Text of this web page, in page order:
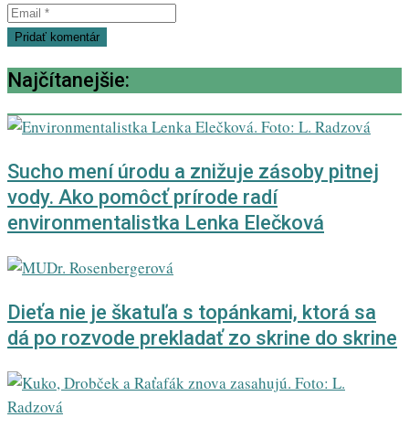
Najčítanejšie:
Sucho mení úrodu a znižuje zásoby pitnej
vody. Ako pomôcť prírode radí
environmentalistka Lenka Elečková
Dieťa nie je škatuľa s topánkami, ktorá sa
dá po rozvode prekladať zo skrine do skrine